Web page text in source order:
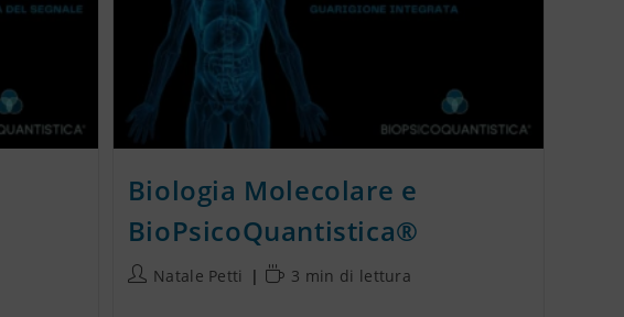
Biologia Molecolare e
BioPsicoQuantistica®
Natale Petti 3 min di lettura